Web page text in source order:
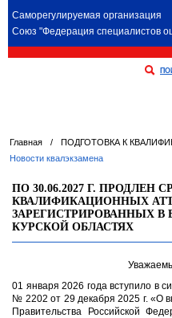
Саморегулируемая организация
Союз "Федерация специалистов
Главная / ПОДГОТОВКА К
Новости квалэкзамена
ПО 30.06.2027 Г. ПРОДЛЕН
КВАЛИФИКАЦИОННЫХ
ЗАРЕГИСТРИРОВАННЫХ В
КУРСКОЙ ОБЛАСТЯХ
01 января 2026 года вступило в
№ 2202 от 29 декабря 2025 г. «О
Правительства Российской